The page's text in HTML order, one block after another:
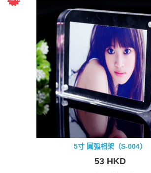
5寸 圓弧相架（S-004）
53 HKD